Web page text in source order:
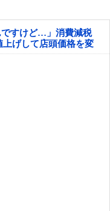
ですけど…」消費減税
げして店頭価格を変